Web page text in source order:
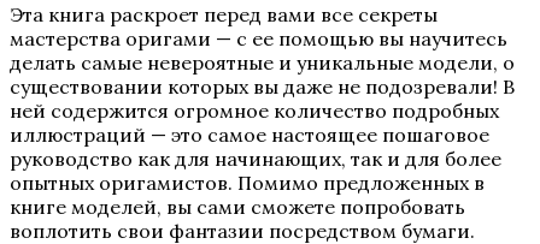
Эта книга раскроет перед вами все секреты
мастерства оригами — с ее помощью вы научитесь
делать самые невероятные и уникальные модели, о
существовании которых вы даже не подозревали! В
ней содержится огромное количество подробных
иллюстраций — это самое настоящее пошаговое
руководство как для начинающих, так и для более
опытных оригамистов. Помимо предложенных в
книге моделей, вы сами сможете попробовать
воплотить свои фантазии посредством бумаги.